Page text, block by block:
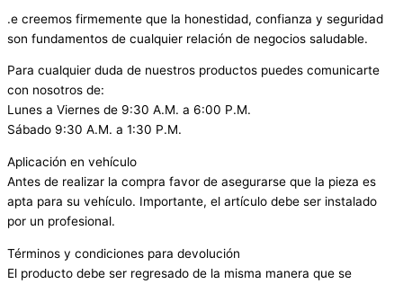
.e creemos firmemente que la honestidad, confianza y seguridad
son fundamentos de cualquier relación de negocios saludable.
Para cualquier duda de nuestros productos puedes comunicarte
con nosotros de:
Lunes a Viernes de 9:30 A.M. a 6:00 P.M.
Sábado 9:30 A.M. a 1:30 P.M.
Aplicación en vehículo
Antes de realizar la compra favor de asegurarse que la pieza es
apta para su vehículo. Importante, el artículo debe ser instalado
por un profesional.
Términos y condiciones para devolución
El producto debe ser regresado de la misma manera que se